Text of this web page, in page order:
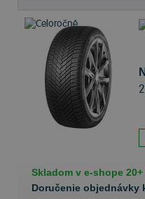
Skladom v e-shope
Doručenie objednávky